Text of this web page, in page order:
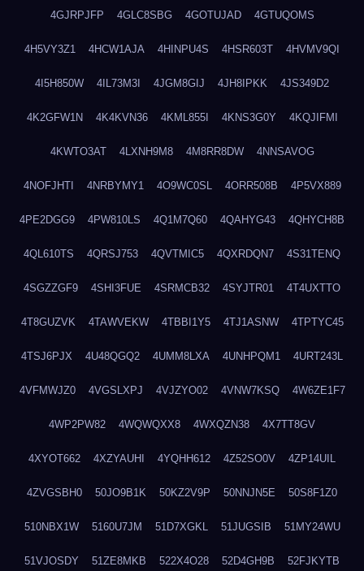
4GJRPJFP 4GLC8SBG 4GOTUJAD 4GTUQOMS
4H5VY3Z1 4HCW1AJA 4HINPU4S 4HSR603T 4HVMV9QI
4I5H850W 4IL73M3I 4JGM8GIJ 4JH8IPKK 4JS349D2
4K2GFW1N 4K4KVN36 4KML855I 4KNS3G0Y 4KQJIFMI
4KWTO3AT 4LXNH9M8 4M8RR8DW 4NNSAVOG
4NOFJHTI 4NRBYMY1 4O9WC0SL 4ORR508B 4P5VX889
4PE2DGG9 4PW810LS 4Q1M7Q60 4QAHYG43 4QHYCH8B
4QL610TS 4QRSJ753 4QVTMIC5 4QXRDQN7 4S31TENQ
4SGZZGF9 4SHI3FUE 4SRMCB32 4SYJTR01 4T4UXTTO
4T8GUZVK 4TAWVEKW 4TBBI1Y5 4TJ1ASNW 4TPTYC45
4TSJ6PJX 4U48QGQ2 4UMM8LXA 4UNHPQM1 4URT243L
4VFMWJZ0 4VGSLXPJ 4VJZYO02 4VNW7KSQ 4W6ZE1F7
4WP2PW82 4WQWQXX8 4WXQZN38 4X7TT8GV
4XYOT662 4XZYAUHI 4YQHH612 4Z52SO0V 4ZP14UIL
4ZVGSBH0 50JO9B1K 50KZ2V9P 50NNJN5E 50S8F1Z0
510NBX1W 5160U7JM 51D7XGKL 51JUGSIB 51MY24WU
51VJOSDY 51ZE8MKB 522X4O28 52D4GH9B 52FJKYTB